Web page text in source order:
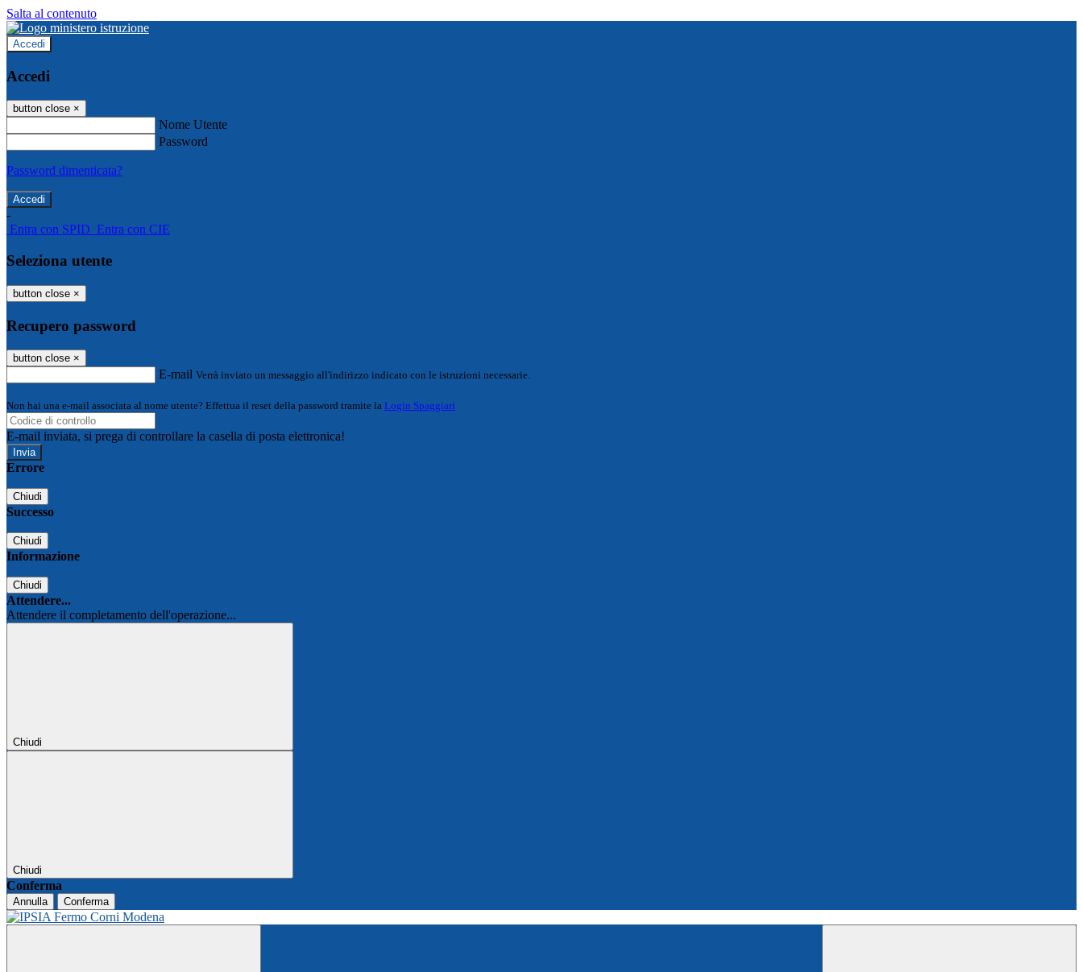
Salta al contenuto
Accedi
Accedi
button close ×
Nome Utente
Password
Password dimenticata?
-
Entra con SPID Entra con CIE
Seleziona utente
button close ×
Recupero password
button close ×
E-mail Verrà inviato un messaggio all'indirizzo indicato con le istruzioni necessarie.
Non hai una e-mail associata al nome utente? Effettua il reset della password tramite la Login Spaggiari
E-mail inviata, si prega di controllare la casella di posta elettronica!
Errore
Chiudi
Successo
Chiudi
Informazione
Chiudi
Attendere...
Attendere il completamento dell'operazione...
Chiudi
Chiudi
Conferma
Annulla Conferma